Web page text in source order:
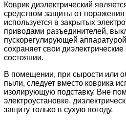
Коврик диэлектрический
средством защиты от поражения
используется в закрытых
приводами разъединителей,
пускорегулирующей
сохраняет свои
состоянии.
В помещении, при сырости или
пыли, следует вместо коврика
изолирующую подставку. Вне
электроустановке,
защиту только в сухую погоду.